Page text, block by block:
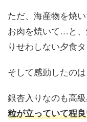
ただ、海産物を焼
お肉を焼いて…と
りせわしない夕食
そして感動したのは
銀杏入りなのも高級
粒が立っていて程